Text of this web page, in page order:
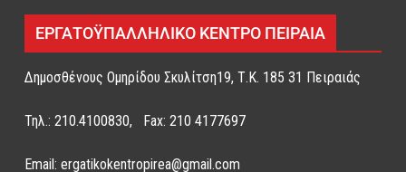
ΕΡΓΑΤΟΫΠΑΛΛΗΛΙΚΟ ΚΕΝΤΡΟ ΠΕΙΡΑΙΑ
Δημοσθένους Ομηρίδου Σκυλίτση19, Τ.Κ. 185 31 Πειραιάς
Τηλ.: 210.4100830, Fax: 210 4177697
Email: ergatikokentropirea@gmail.com